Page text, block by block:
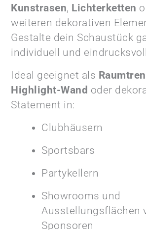
Kunstrasen, Lichterketten
weiteren dekorativen
Gestalte dein Schaustück
individuell und
Ideal geeignet als
Highlight-Wand oder
Statement in:
Clubhäusern
Sportsbars
Partykellern
Showrooms und
Ausstellungsflächen
Sponsoren